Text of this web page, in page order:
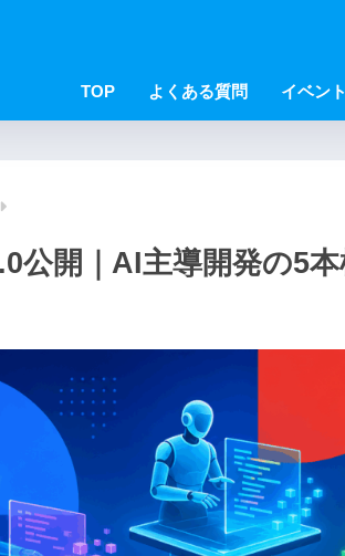
TOP よくある質問 イベン
公開｜AI主導開発の5本